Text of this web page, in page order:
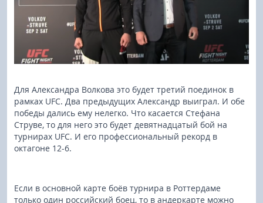
Для Александра Волкова это будет третий поединок в
рамках UFC. Два предыдущих Александр выиграл. И обе
победы дались ему нелегко. Что касается Стефана
Струве, то для него это будет девятнадцатый бой на
турнирах UFC. И его профессиональный рекорд в
октагоне 12-6.
Если в основной карте боёв турнира в Роттердаме
только один российский боец, то в андеркарте можно